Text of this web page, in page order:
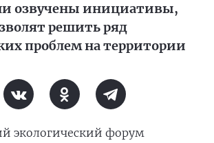
озвучены инициативы,
решить ряд
проблем на территории
экологический форум